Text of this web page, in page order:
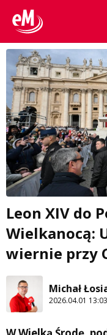
Leon XIV do
Wielkanocą:
wiernie przy
Michał
2026.04.01 13:03